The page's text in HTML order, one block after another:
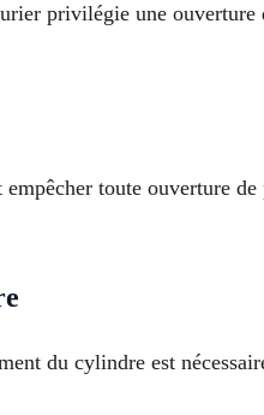
privilégie une
toute ouverture
du cylindre est